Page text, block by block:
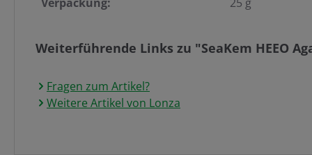
Weiterführende Links zu "SeaKem HEEO
Fragen zum Artikel?
Weitere Artikel von Lonza